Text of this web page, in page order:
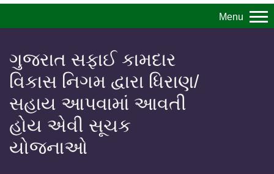
Menu
ગુજરાત સફાઈ કામદાર
વિકાસ નિગમ દ્વારા ધિરાણ/
સહાય આપવામાં આવતી
હોય એવી સૂચક
યોજનાઓ